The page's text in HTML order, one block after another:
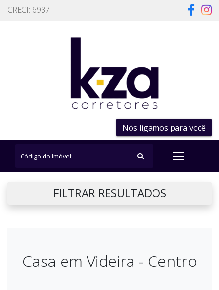
CRECI: 6937
Nós ligamos para você
FILTRAR RESULTADOS
Casa em Videira - Centro